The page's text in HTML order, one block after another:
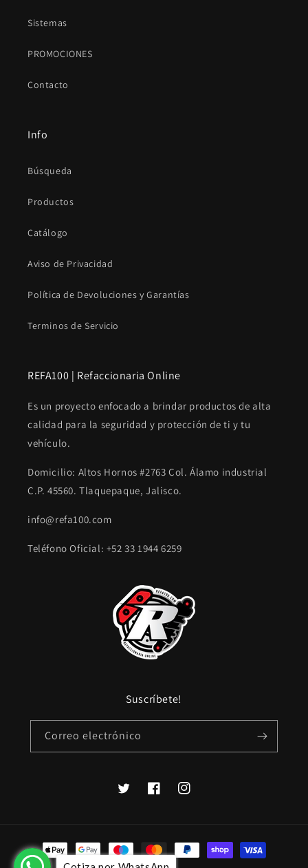
Sistemas
PROMOCIONES
Contacto
Info
Búsqueda
Productos
Catálogo
Aviso de Privacidad
Política de Devoluciones y Garantías
Terminos de Servicio
REFA100 | Refaccionaria Online
Es un proyecto enfocado a brindar productos de alta
calidad para la seguridad y protección de ti y tu
vehículo.
Domicilio: Altos Hornos #2763 Col. Álamo industrial
C.P. 45560. Tlaquepaque, Jalisco.
info@refa100.com
Teléfono Oficial: +52 33 1944 6259
Suscríbete!
Correo electrónico
TwitterFacebookInstagram
Formas
de